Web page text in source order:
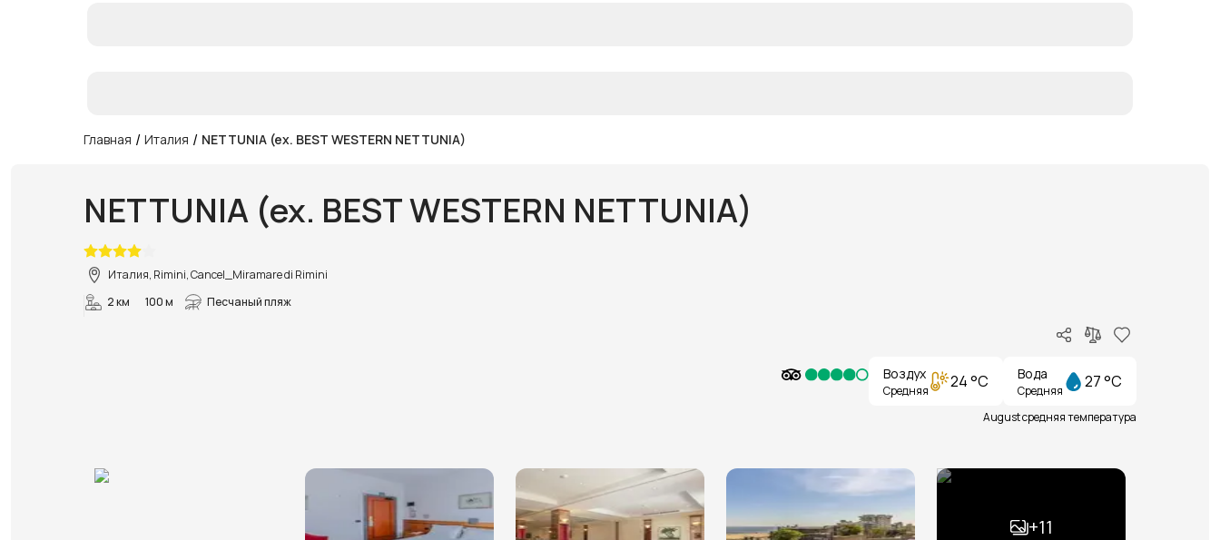
Главная / Италия / NETTUNIA (ex. BEST WESTERN NETTUNIA)
NETTUNIA (ex. BEST WESTERN NETTUNIA)
Италия, Rimini, Cancel_Miramare di Rimini
2 км
100 м Песчаный пляж
Воздух
Средняя 24 °C Вода
Средняя 27 °C
August средняя температура
+11